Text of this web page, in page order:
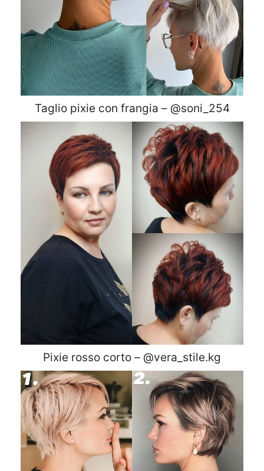
Taglio pixie con frangia – @soni_254
Pixie rosso corto – @vera_stile.kg